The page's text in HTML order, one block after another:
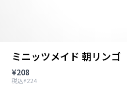
ミニッツメイド 朝リンゴ
¥208
税込¥224